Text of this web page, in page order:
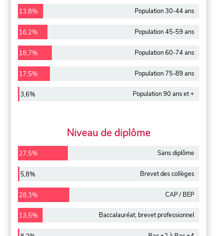
13,8% Population 30-44 ans
16,2% Population 45-59 ans
18,7% Population 60-74 ans
17,5% Population 75-89 ans
3,6% Population 90 ans et +
Niveau de diplôme
27,5% Sans diplôme
5,8% Brevet des collèges
28,3% CAP / BEP
13,5% Baccalauréat, brevet professionnel